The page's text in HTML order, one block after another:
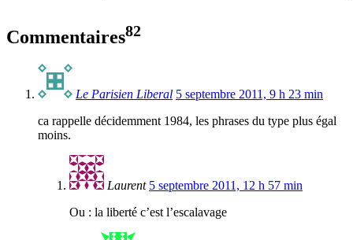
Commentaires82
Le Parisien Liberal 5 septembre 2011, 9 h 23 min
ca rappelle décidemment 1984, les phrases du type plus égal
moins.
Laurent 5 septembre 2011, 12 h 57 min
Ou : la liberté c’est l’escalavage